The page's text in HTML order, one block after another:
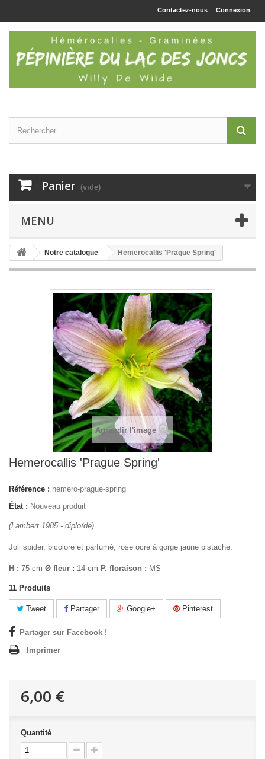
Connexion
Contactez-nous
Panier (vide)
MENU
Notre catalogue Hemerocallis 'Prague Spring'
Agrandir l'image
Hemerocallis 'Prague Spring'
Référence : hemero-prague-spring
État : Nouveau produit
(Lambert 1985 - diploïde)
Joli spider, bicolore et parfumé, rose ocre à gorge jaune pistache.
H : 75 cm Ø fleur : 14 cm P. floraison : MS
11 Produits
Tweet Partager Google+ Pinterest
Partager sur Facebook !
Imprimer
6,00 €
Quantité